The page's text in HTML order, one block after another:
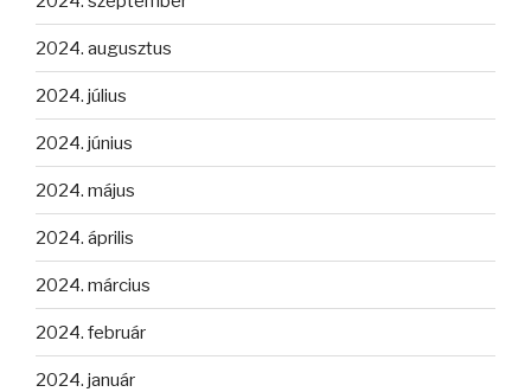
2024. augusztus
2024. július
2024. június
2024. május
2024. április
2024. március
2024. február
2024. január